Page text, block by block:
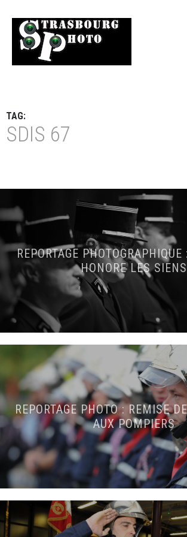
TAG:
SDIS 67
REPORTAGE
HONORE LES SIENS
REPORTAGE PHOTO : REMISE
AUX POMPIERS